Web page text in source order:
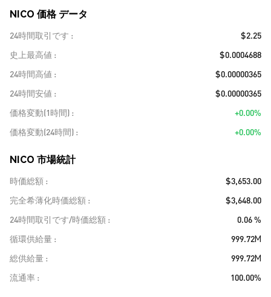
NICO 価格 データ
24時間取引です
$2.25
史上最高値
$0.0004688
24時間高値
$0.00000365
24時間安値
$0.00000365
価格変動(1時間)
+0.00%
価格変動(24時間)
+0.00%
NICO 市場統計
時価総額
$3,653.00
完全希薄化時価総額
$3,648.00
24時間取引です/時価総額
0.06 %
循環供給量
999.72M
総供給量
999.72M
流通率
100.00%